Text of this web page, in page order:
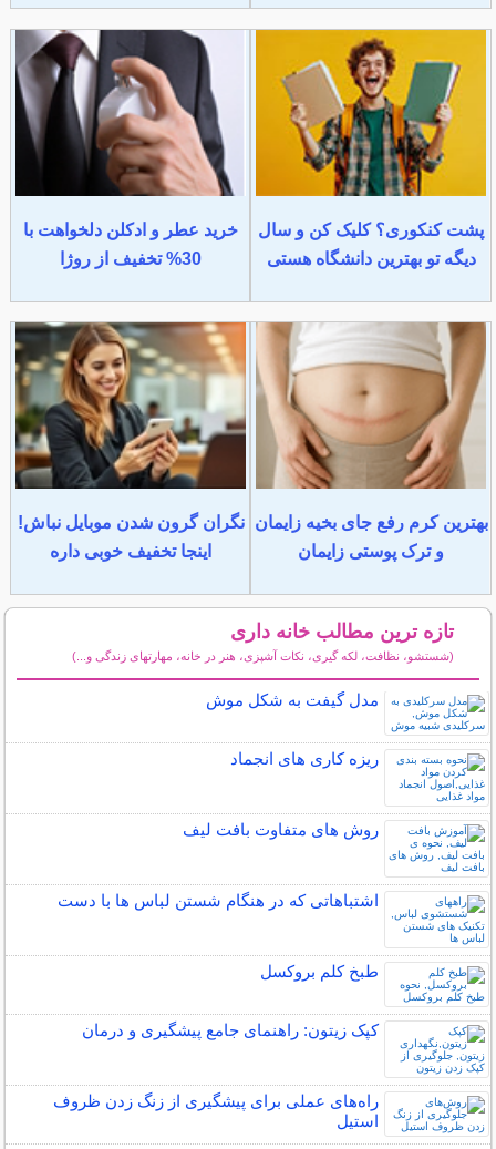
پشت کنکوری؟ کلیک کن و سال
دیگه تو بهترین دانشگاه هستی
خرید عطر و ادکلن دلخواهت با
30% تخفیف از روژا
بهترین کرم رفع جای بخیه زایمان
و ترک پوستی زایمان
نگران گرون شدن موبایل نباش!
اینجا تخفیف خوبی داره
تازه ترین مطالب خانه داری
(شستشو، نظافت، لکه گیری، نکات آشپزی، هنر در خانه، مهارتهای زندگی و...)
مدل گیفت به شکل موش
ریزه کاری های انجماد
روش های متفاوت بافت لیف
اشتباهاتی که در هنگام شستن لباس ها با دست
طبخ کلم بروکسل
کپک زیتون: راهنمای جامع پیشگیری و درمان
راه‌های عملی برای پیشگیری از زنگ زدن ظروف
استیل